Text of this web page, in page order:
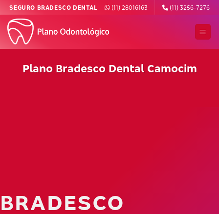
Skip
content
SEGURO BRADESCO DENTAL (11) 28016163 (11) 3256-7276
Plano Bradesco Dental Camocim
BRADESCO